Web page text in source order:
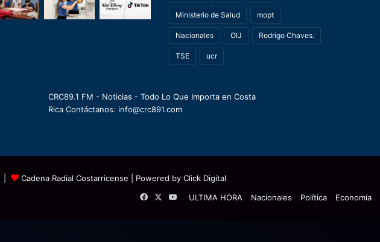
Ministerio de Salud mopt
Nacionales OIJ Rodrigo Chaves.
TSE ucr
CRC89.1 FM - Noticias - Todo Lo Que Importa en Costa
Rica Contáctanos: info@crc891.com
| Cadena Radial Costarricense | Powered by Click Digital
ULTIMA HORA
Nacionales Política Economía
Facebook
X YouTube